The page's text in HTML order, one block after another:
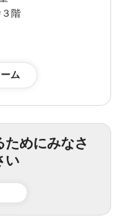
階
ためにみなさ
い